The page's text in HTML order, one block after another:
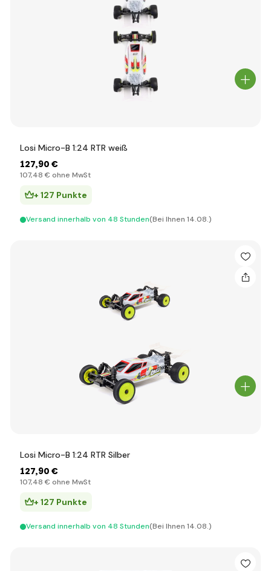
Losi Micro-B 1:24 RTR weiß
127,90 €
107,48 € ohne MwSt
+ 127 Punkte
Versand innerhalb von 48 Stunden(Bei Ihnen 14.08.)
Losi Micro-B 1:24 RTR Silber
127,90 €
107,48 € ohne MwSt
+ 127 Punkte
Versand innerhalb von 48 Stunden(Bei Ihnen 14.08.)